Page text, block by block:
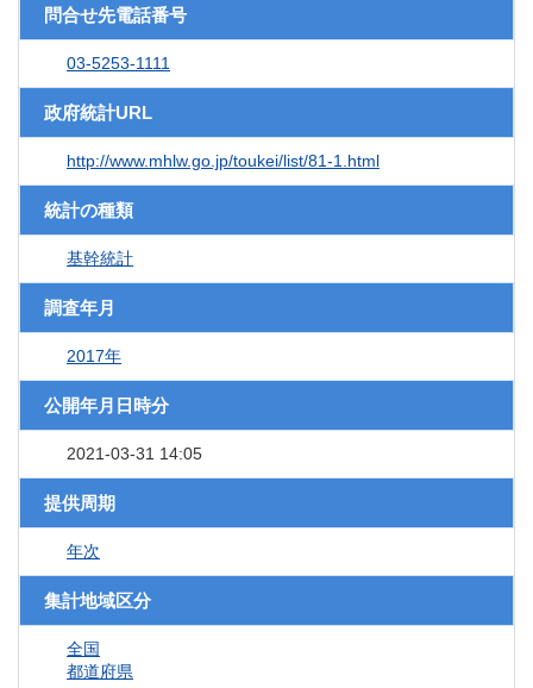
問合せ先電話番号
03-5253-1111
政府統計URL
http://www.mhlw.go.jp/toukei/list/81-1.html
統計の種類
基幹統計
調査年月
2017年
公開年月日時分
2021-03-31 14:05
提供周期
年次
集計地域区分
全国
都道府県